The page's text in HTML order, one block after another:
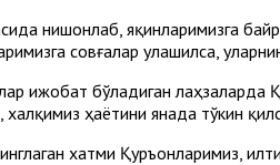
нишонлаб, яқинларимизга
совғалар улашилса,
ижобат бўладиган лаҳзаларда
ҳаётини янада тўкин
хатми Қуръонларимиз,